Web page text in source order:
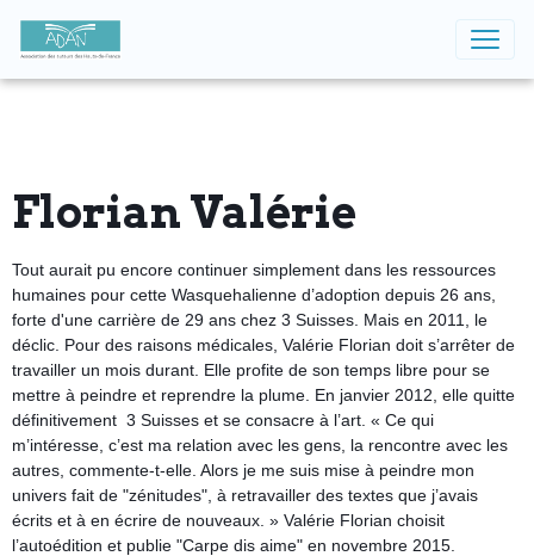
Florian Valérie
Tout aurait pu encore continuer simplement dans les ressources
humaines pour cette Wasquehalienne d’adoption depuis 26 ans,
forte d'une carrière de 29 ans chez 3 Suisses. Mais en 2011, le
déclic. Pour des raisons médicales, Valérie Florian doit s’arrêter de
travailler un mois durant. Elle profite de son temps libre pour se
mettre à peindre et reprendre la plume. En janvier 2012, elle quitte
définitivement 3 Suisses et se consacre à l’art. « Ce qui
m’intéresse, c’est ma relation avec les gens, la rencontre avec les
autres, commente-t-elle. Alors je me suis mise à peindre mon
univers fait de "zénitudes", à retravailler des textes que j’avais
écrits et à en écrire de nouveaux. » Valérie Florian choisit
l’autoédition et publie "Carpe dis aime" en novembre 2015.